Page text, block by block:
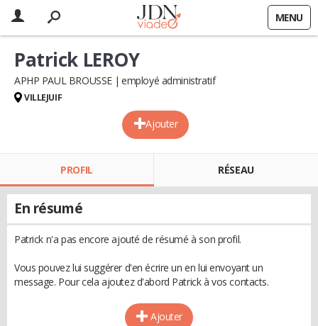
MENU
Ajouter
Patrick LEROY
APHP PAUL BROUSSE employé administratif
VILLEJUIF
PROFIL RÉSEAU
En résumé
Patrick n'a pas encore ajouté de résumé à son profil.
Vous pouvez lui suggérer d'en écrire un en lui envoyant un
message. Pour cela ajoutez d'abord Patrick à vos contacts.
Ajouter